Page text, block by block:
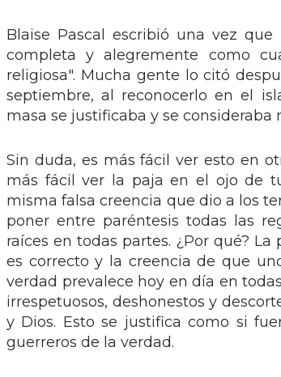
Blaise Pascal escribió una vez
completa y alegremente como
religiosa". Mucha gente lo citó
septiembre, al reconocerlo en el
masa se justificaba y se consideraba
Sin duda, es más fácil ver esto en
más fácil ver la paja en el ojo de
misma falsa creencia que dio a los
poner entre paréntesis todas las
raíces en todas partes. ¿Por qué?
es correcto y la creencia de que
verdad prevalece hoy en día en
irrespetuosos, deshonestos y
y Dios. Esto se justifica como si
guerreros de la verdad.